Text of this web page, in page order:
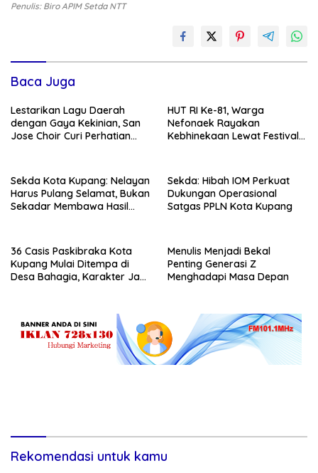
Penulis: Biro APIM Setda NTT
Baca Juga
Lestarikan Lagu Daerah
dengan Gaya Kekinian, San
Jose Choir Curi Perhatian
HUT RI Ke-81, Warga
Nefonaek Rayakan
Kebhinekaan Lewat Festival
Sekda Kota Kupang: Nelayan
Harus Pulang Selamat, Bukan
Sekadar Membawa Hasil
Sekda: Hibah IOM Perkuat
Dukungan Operasional
Satgas PPLN Kota Kupang
36 Casis Paskibraka Kota
Kupang Mulai Ditempa di
Desa Bahagia, Karakter Jadi
Menulis Menjadi Bekal
Penting Generasi Z
Menghadapi Masa Depan
Rekomendasi untuk kamu